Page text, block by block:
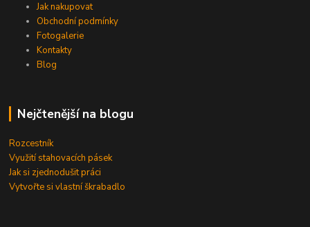
Jak nakupovat
Obchodní podmínky
Fotogalerie
Kontakty
Blog
Nejčtenější na blogu
Rozcestník
Využití stahovacích pásek
Jak si zjednodušit práci
Vytvořte si vlastní škrabadlo